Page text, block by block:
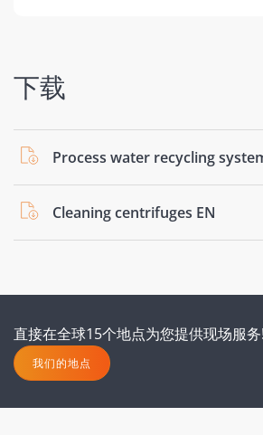
下载
Process water recycling
Cleaning centrifuges EN
直接在全球15个地点为您提供现场服务!
我们的地点